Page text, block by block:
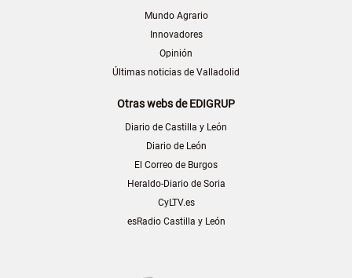
Mundo Agrario
Innovadores
Opinión
Últimas noticias de Valladolid
Otras webs de EDIGRUP
Diario de Castilla y León
Diario de León
El Correo de Burgos
Heraldo-Diario de Soria
CyLTV.es
esRadio Castilla y León